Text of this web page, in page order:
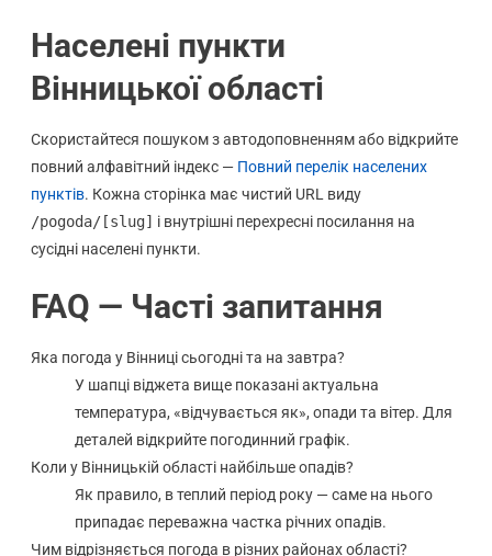
Населені пункти
Вінницької області
Скористайтеся пошуком з автодоповненням або відкрийте
повний алфавітний індекс — Повний перелік населених
пунктів. Кожна сторінка має чистий URL виду
/pogoda/[slug] і внутрішні перехресні посилання на
сусідні населені пункти.
FAQ — Часті запитання
Яка погода у Вінниці сьогодні та на завтра?
У шапці віджета вище показані актуальна
температура, «відчувається як», опади та вітер. Для
деталей відкрийте погодинний графік.
Коли у Вінницькій області найбільше опадів?
Як правило, в теплий період року — саме на нього
припадає переважна частка річних опадів.
Чим відрізняється погода в різних районах області?